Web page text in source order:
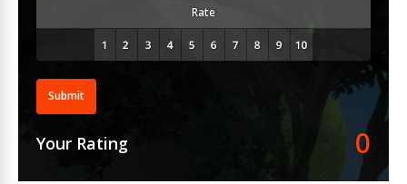
Rate
Submit
Your Rating 0